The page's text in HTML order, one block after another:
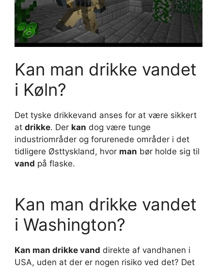
Kan man drikke vandet
i Køln?
Det tyske drikkevand anses for at være sikkert
at drikke. Der kan dog være tunge
industriområder og forurenede områder i det
tidligere Østtyskland, hvor man bør holde sig til
vand på flaske.
Kan man drikke vandet
i Washington?
Kan man drikke vand direkte af vandhanen i
USA, uden at der er nogen risiko ved det? Det